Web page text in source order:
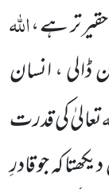
تر ہے ،اللہ
ڈالی ، انسان
تعالیٰ کی قدرت
دیکھتا کہ جو قادرِ